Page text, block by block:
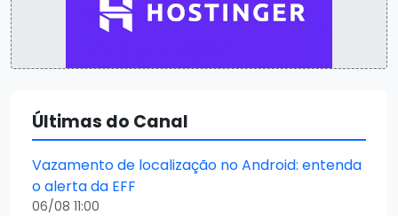
Últimas do Canal
Vazamento de localização no Android: entenda
o alerta da EFF
06/08 11:00